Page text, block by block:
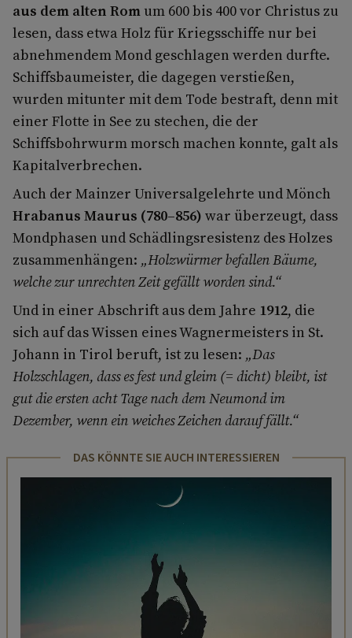
aus dem alten Rom um 600 bis 400 vor Christus zu
lesen, dass etwa Holz für Kriegsschiffe nur bei
abnehmendem Mond geschlagen werden durfte.
Schiffsbaumeister, die dagegen verstießen,
wurden mitunter mit dem Tode bestraft, denn mit
einer Flotte in See zu stechen, die der
Schiffsbohrwurm morsch machen konnte, galt als
Kapitalverbrechen.
Auch der Mainzer Universalgelehrte und Mönch
Hrabanus Maurus (780–856) war überzeugt, dass
Mondphasen und Schädlingsresistenz des Holzes
zusammenhängen: „Holzwürmer befallen Bäume,
welche zur unrechten Zeit gefällt worden sind.“
Und in einer Abschrift aus dem Jahre 1912, die
sich auf das Wissen eines Wagnermeisters in St.
Johann in Tirol beruft, ist zu lesen: „Das
Holzschlagen, dass es fest und gleim (= dicht) bleibt, ist
gut die ersten acht Tage nach dem Neumond im
Dezember, wenn ein weiches Zeichen darauf fällt.“
DAS KÖNNTE SIE AUCH INTERESSIEREN